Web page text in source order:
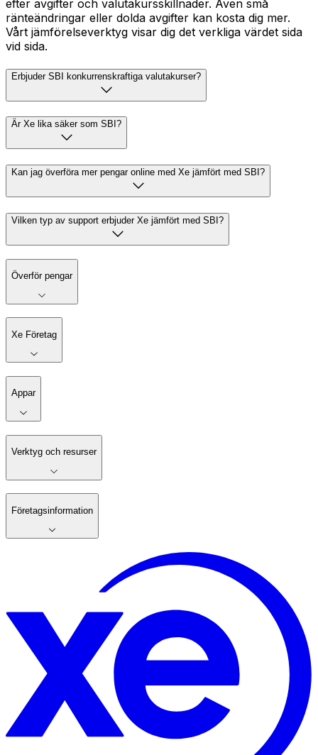
efter avgifter och valutakursskillnader. Även små
ränteändringar eller dolda avgifter kan kosta dig mer.
Vårt jämförelseverktyg visar dig det verkliga värdet sida
vid sida.
Erbjuder SBI konkurrenskraftiga valutakurser?
Är Xe lika säker som SBI?
Kan jag överföra mer pengar online med Xe jämfört med SBI?
Vilken typ av support erbjuder Xe jämfört med SBI?
Överför pengar
Xe Företag
Appar
Verktyg och resurser
Företagsinformation